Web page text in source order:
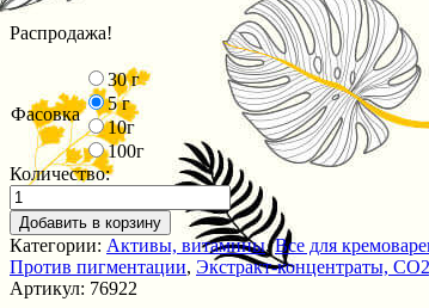
Распродажа!
Фасовка
30 г
5 г
10г
100г
Количество:
Добавить в корзину
Категории: Активы, витамины,Все для
Против пигментации, Экстракт-концентраты,
Артикул: 76922